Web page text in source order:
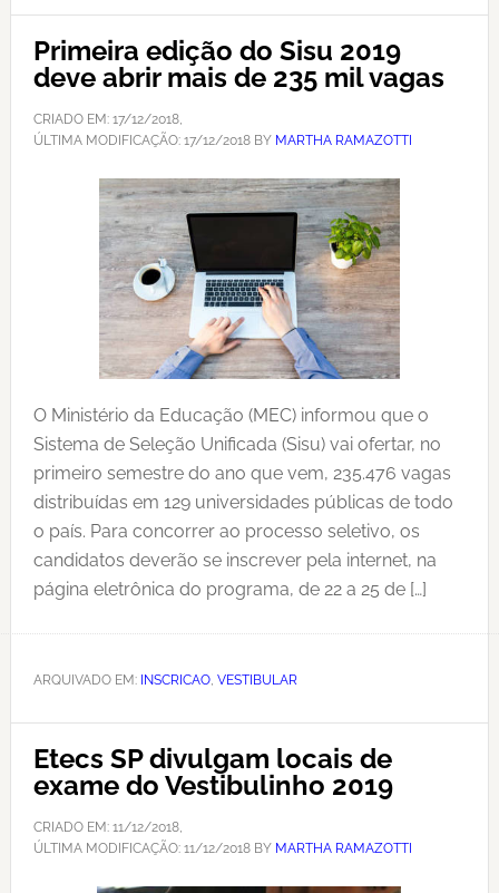
Primeira edição do Sisu 2019
deve abrir mais de 235 mil vagas
CRIADO EM: 17/12/2018,
ÚLTIMA MODIFICAÇÃO: 17/12/2018BY MARTHA RAMAZOTTI
O Ministério da Educação (MEC) informou que o
Sistema de Seleção Unificada (Sisu) vai ofertar, no
primeiro semestre do ano que vem, 235.476 vagas
distribuídas em 129 universidades públicas de todo
o país. Para concorrer ao processo seletivo, os
candidatos deverão se inscrever pela internet, na
página eletrônica do programa, de 22 a 25 de […]
ARQUIVADO EM: INSCRICAO, VESTIBULAR
Etecs SP divulgam locais de
exame do Vestibulinho 2019
CRIADO EM: 11/12/2018,
ÚLTIMA MODIFICAÇÃO: 11/12/2018BY MARTHA RAMAZOTTI